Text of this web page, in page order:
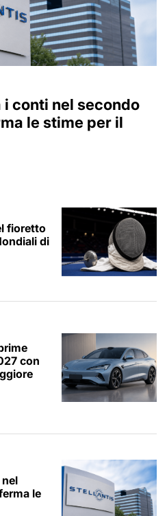
conti nel secondo
le stime per il
fioretto
di
con
le